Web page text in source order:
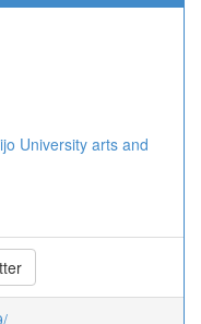
University arts and